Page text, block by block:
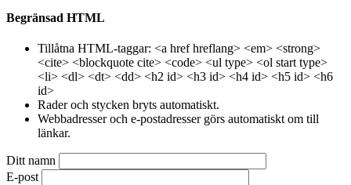
Begränsad HTML
Tillåtna HTML-taggar: <a href hreflang> <em> <strong>
<cite> <blockquote cite> <code> <ul type> <ol start type>
<li> <dl> <dt> <dd> <h2 id> <h3 id> <h4 id> <h5 id> <h6
id>
Rader och stycken bryts automatiskt.
Webbadresser och e-postadresser görs automatiskt om till
länkar.
Ditt namn
E-post